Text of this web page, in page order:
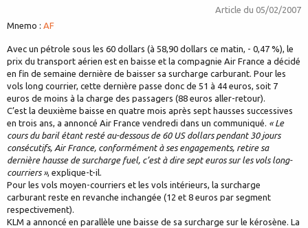
Article du 05/02/2007
Mnemo : AF
Avec un pétrole sous les 60 dollars (à 58,90 dollars ce matin, - 0,47 %), le
prix du transport aérien est en baisse et la compagnie Air France a décidé
en fin de semaine dernière de baisser sa surcharge carburant. Pour les
vols long courrier, cette dernière passe donc de 51 à 44 euros, soit 7
euros de moins à la charge des passagers (88 euros aller-retour).
C’est la deuxième baisse en quatre mois après sept hausses successives
en trois ans, a annoncé Air France vendredi dans un communiqué. « Le
cours du baril étant resté au-dessous de 60 US dollars pendant 30 jours
consécutifs, Air France, conformément à ses engagements, retire sa
dernière hausse de surcharge fuel, c’est à dire sept euros sur les vols long-
courriers », explique-t-il.
Pour les vols moyen-courriers et les vols intérieurs, la surcharge
carburant reste en revanche inchangée (12 et 8 euros par segment
respectivement).
KLM a annoncé en parallèle une baisse de sa surcharge sur le kérosène. La